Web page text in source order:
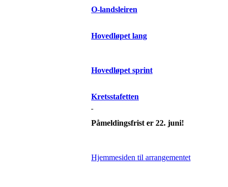
O-landsleiren
Hovedløpet lang
Hovedløpet sprint
Kretsstafetten
Påmeldingsfrist er 22. juni!
Hjemmesiden til arrangementet